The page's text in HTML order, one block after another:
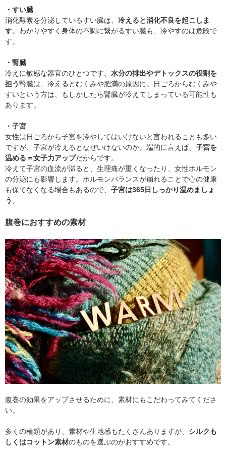
・すい臓
消化酵素を分泌しているすい臓は、 冷えると消化不良を起こしま
す。わかりやすく身体の不調に繋がるすい臓も、冷やすのは危険で
す。
・腎臓
冷えに敏感な器官のひとつです。 水分の排出やデトックスの役割を
担う腎臓は、冷えるとむくみや肥満の原因に。日ごろからむくみや
すいという方は、もしかしたら腎臓が冷えてしまっている可能性も
あります。
・子宮
女性は日ごろから子宮を冷やしてはいけないと言われることも多い
ですが、子宮が冷えるとなぜいけないのか。端的に言えば、 子宮を
温める＝女子力アップだからです。
冷えて子宮の血流が滞ると、生理痛が重くなったり、女性ホルモン
の分泌にも影響します。ホルモンバランスが崩れることで心の健康
も保てなくなる場合もあるので、 子宮は365日しっかり温めましょ
う 。
腹巻におすすめの素材
腹巻の効果をアップさせるために、素材にもこだわってみてくださ
い。
多くの種類があり、素材や生地感もたくさんありますが、 シルクも
しくはコットン素材のものを選ぶのがおすすめです。